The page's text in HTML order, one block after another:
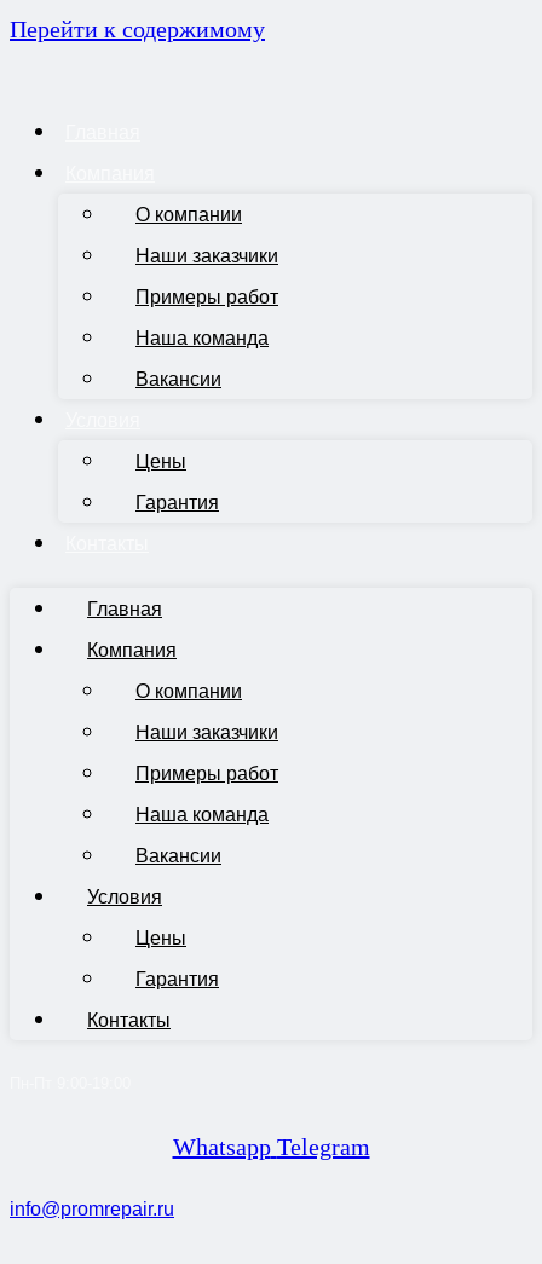
Перейти к содержимому
О компании
Наши заказчики
Примеры работ
Наша команда
Вакансии
Цены
Гарантия
Главная
Компания
О компании
Наши заказчики
Примеры работ
Наша команда
Вакансии
Условия
Цены
Гарантия
Контакты
Whatsapp Telegram
info@promrepair.ru